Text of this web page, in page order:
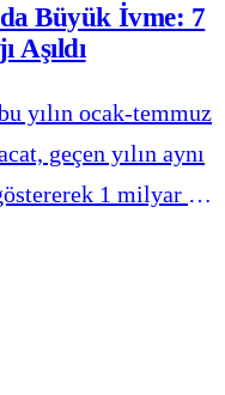
Büyük İvme: 7
Aşıldı
yılın ocak-temmuz
geçen yılın aynı
1 milyar 92